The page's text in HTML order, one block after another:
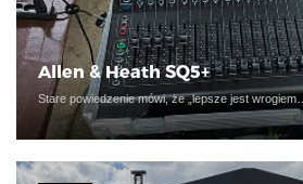
Allen & Heath SQ5+
Stare powiedzenie mówi, że „lepsze jest wrogiem…